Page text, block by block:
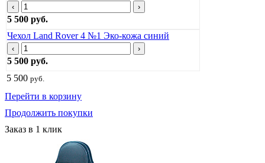
‹ ›
5 500 руб.
Чехол Land Rover 4 №1 Эко-кожа синий
‹ ›
5 500 руб.
5 500 руб.
Перейти в корзину
Продолжить покупки
Заказ в 1 клик